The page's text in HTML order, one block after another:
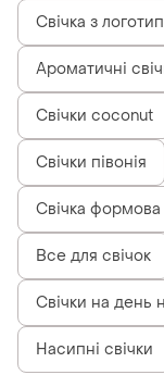
Свічка з
Ароматичні
Свічки coconut
Свічки півонія
Свічка формова
Все для свічок
Свічки на день
Насипні свічки